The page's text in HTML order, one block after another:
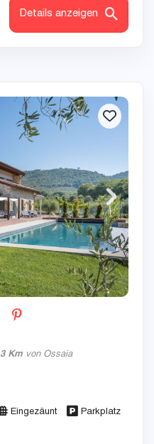
Details anzeigen
3 Km von Ossaia
Eingezäunt
Parkplatz